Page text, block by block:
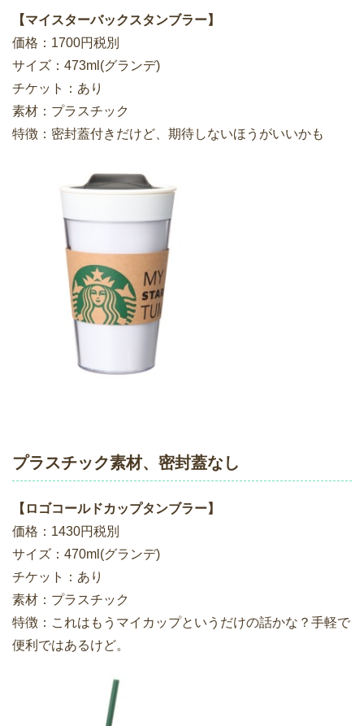
【マイスターバックスタンブラー】
価格：1700円税別
サイズ：473ml(グランデ)
チケット：あり
素材：プラスチック
特徴：密封蓋付きだけど、期待しないほうがいいかも
プラスチック素材、密封蓋なし
【ロゴコールドカップタンブラー】
価格：1430円税別
サイズ：470ml(グランデ)
チケット：あり
素材：プラスチック
特徴：これはもうマイカップというだけの話かな？手軽で
便利ではあるけど。